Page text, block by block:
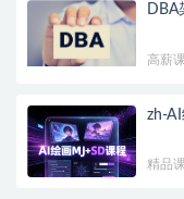
DBA
高薪
zh-
精品